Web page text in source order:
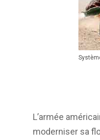
L’armée
moderniser sa